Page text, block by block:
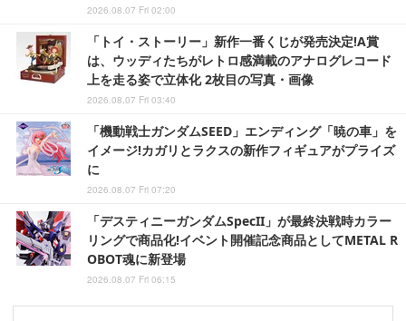
2026.08.07 Fri 02:00
「トイ・ストーリー」新作一番くじが発売決定!A賞
は、ウッディたちがレトロ感満載のアナログレコード
上を走る姿で立体化 2枚目の写真・画像
2026.08.07 Fri 03:40
「機動戦士ガンダムSEED」エンディング「暁の車」を
イメージ!カガリとラクスの新作フィギュアがプライズ
に
2026.08.07 Fri 07:20
「デスティニーガンダムSpecII」が最終決戦時カラー
リングで商品化!イベント開催記念商品としてMETAL R
OBOT魂に新登場
2026.08.07 Fri 06:15